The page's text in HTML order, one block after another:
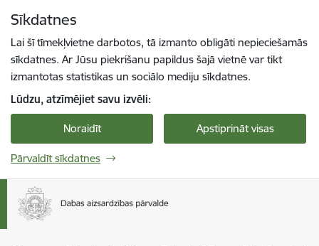
Sīkdatnes
Lai šī tīmekļvietne darbotos, tā izmanto obligāti nepieciešamās
sīkdatnes. Ar Jūsu piekrišanu papildus šajā vietnē var tikt
izmantotas statistikas un sociālo mediju sīkdatnes.
Lūdzu, atzīmējiet savu izvēli:
Noraidīt Apstiprināt visas
Pārvaldīt sīkdatnes